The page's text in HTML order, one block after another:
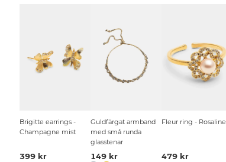
Brigitte earrings -
Champagne mist
399 kr
Guldfärgat armband
med små runda
glasstenar
149 kr
Fleur ring - Rosaline
479 kr